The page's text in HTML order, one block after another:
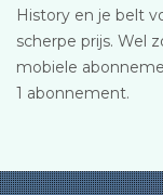
History en je belt
scherpe prijs. Wel
mobiele
1 abonnement.